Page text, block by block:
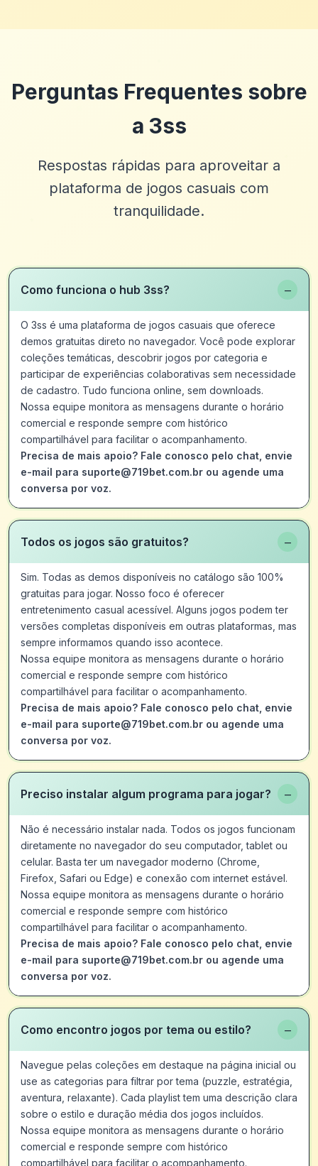
Perguntas Frequentes sobre
a 3ss
Respostas rápidas para aproveitar a
plataforma de jogos casuais com
tranquilidade.
Como funciona o hub 3ss? −
O 3ss é uma plataforma de jogos casuais que oferece
demos gratuitas direto no navegador. Você pode explorar
coleções temáticas, descobrir jogos por categoria e
participar de experiências colaborativas sem necessidade
de cadastro. Tudo funciona online, sem downloads.
Nossa equipe monitora as mensagens durante o horário
comercial e responde sempre com histórico
compartilhável para facilitar o acompanhamento.
Precisa de mais apoio? Fale conosco pelo chat, envie
e-mail para suporte@719bet.com.br ou agende uma
conversa por voz.
Todos os jogos são gratuitos? −
Sim. Todas as demos disponíveis no catálogo são 100%
gratuitas para jogar. Nosso foco é oferecer
entretenimento casual acessível. Alguns jogos podem ter
versões completas disponíveis em outras plataformas, mas
sempre informamos quando isso acontece.
Nossa equipe monitora as mensagens durante o horário
comercial e responde sempre com histórico
compartilhável para facilitar o acompanhamento.
Precisa de mais apoio? Fale conosco pelo chat, envie
e-mail para suporte@719bet.com.br ou agende uma
conversa por voz.
Preciso instalar algum programa para jogar? −
Não é necessário instalar nada. Todos os jogos funcionam
diretamente no navegador do seu computador, tablet ou
celular. Basta ter um navegador moderno (Chrome,
Firefox, Safari ou Edge) e conexão com internet estável.
Nossa equipe monitora as mensagens durante o horário
comercial e responde sempre com histórico
compartilhável para facilitar o acompanhamento.
Precisa de mais apoio? Fale conosco pelo chat, envie
e-mail para suporte@719bet.com.br ou agende uma
conversa por voz.
Como encontro jogos por tema ou estilo? −
Navegue pelas coleções em destaque na página inicial ou
use as categorias para filtrar por tema (puzzle, estratégia,
aventura, relaxante). Cada playlist tem uma descrição clara
sobre o estilo e duração média dos jogos incluídos.
Nossa equipe monitora as mensagens durante o horário
comercial e responde sempre com histórico
compartilhável para facilitar o acompanhamento.